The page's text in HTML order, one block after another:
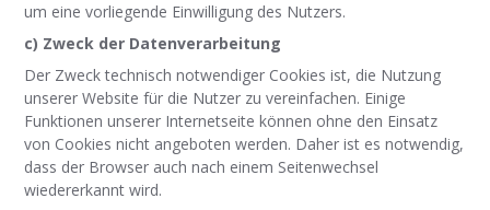
um eine vorliegende Einwilligung des Nutzers.
c) Zweck der Datenverarbeitung
Der Zweck technisch notwendiger Cookies ist, die Nutzung
unserer Website für die Nutzer zu vereinfachen. Einige
Funktionen unserer Internetseite können ohne den Einsatz
von Cookies nicht angeboten werden. Daher ist es notwendig,
dass der Browser auch nach einem Seitenwechsel
wiedererkannt wird.